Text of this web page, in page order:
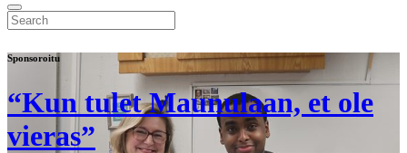
Sponsoroitu
“Kun tulet Maunulaan, et ole
vieras”